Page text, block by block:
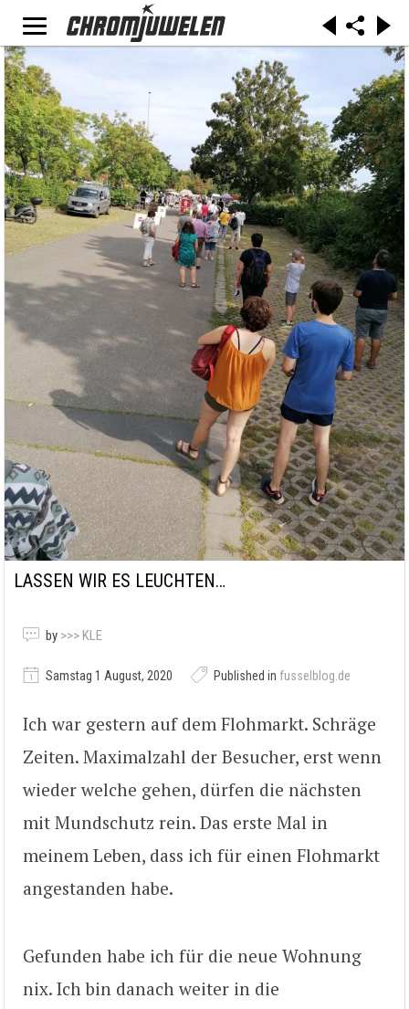
LASSEN WIR ES LEUCHTEN…
by >>> KLE
Samstag 1 August, 2020 Published in fusselblog.de
Ich war gestern auf dem Flohmarkt. Schräge
Zeiten. Maximalzahl der Besucher, erst wenn
wieder welche gehen, dürfen die nächsten
mit Mundschutz rein. Das erste Mal in
meinem Leben, dass ich für einen Flohmarkt
angestanden habe.
Gefunden habe ich für die neue Wohnung
nix. Ich bin danach weiter in die